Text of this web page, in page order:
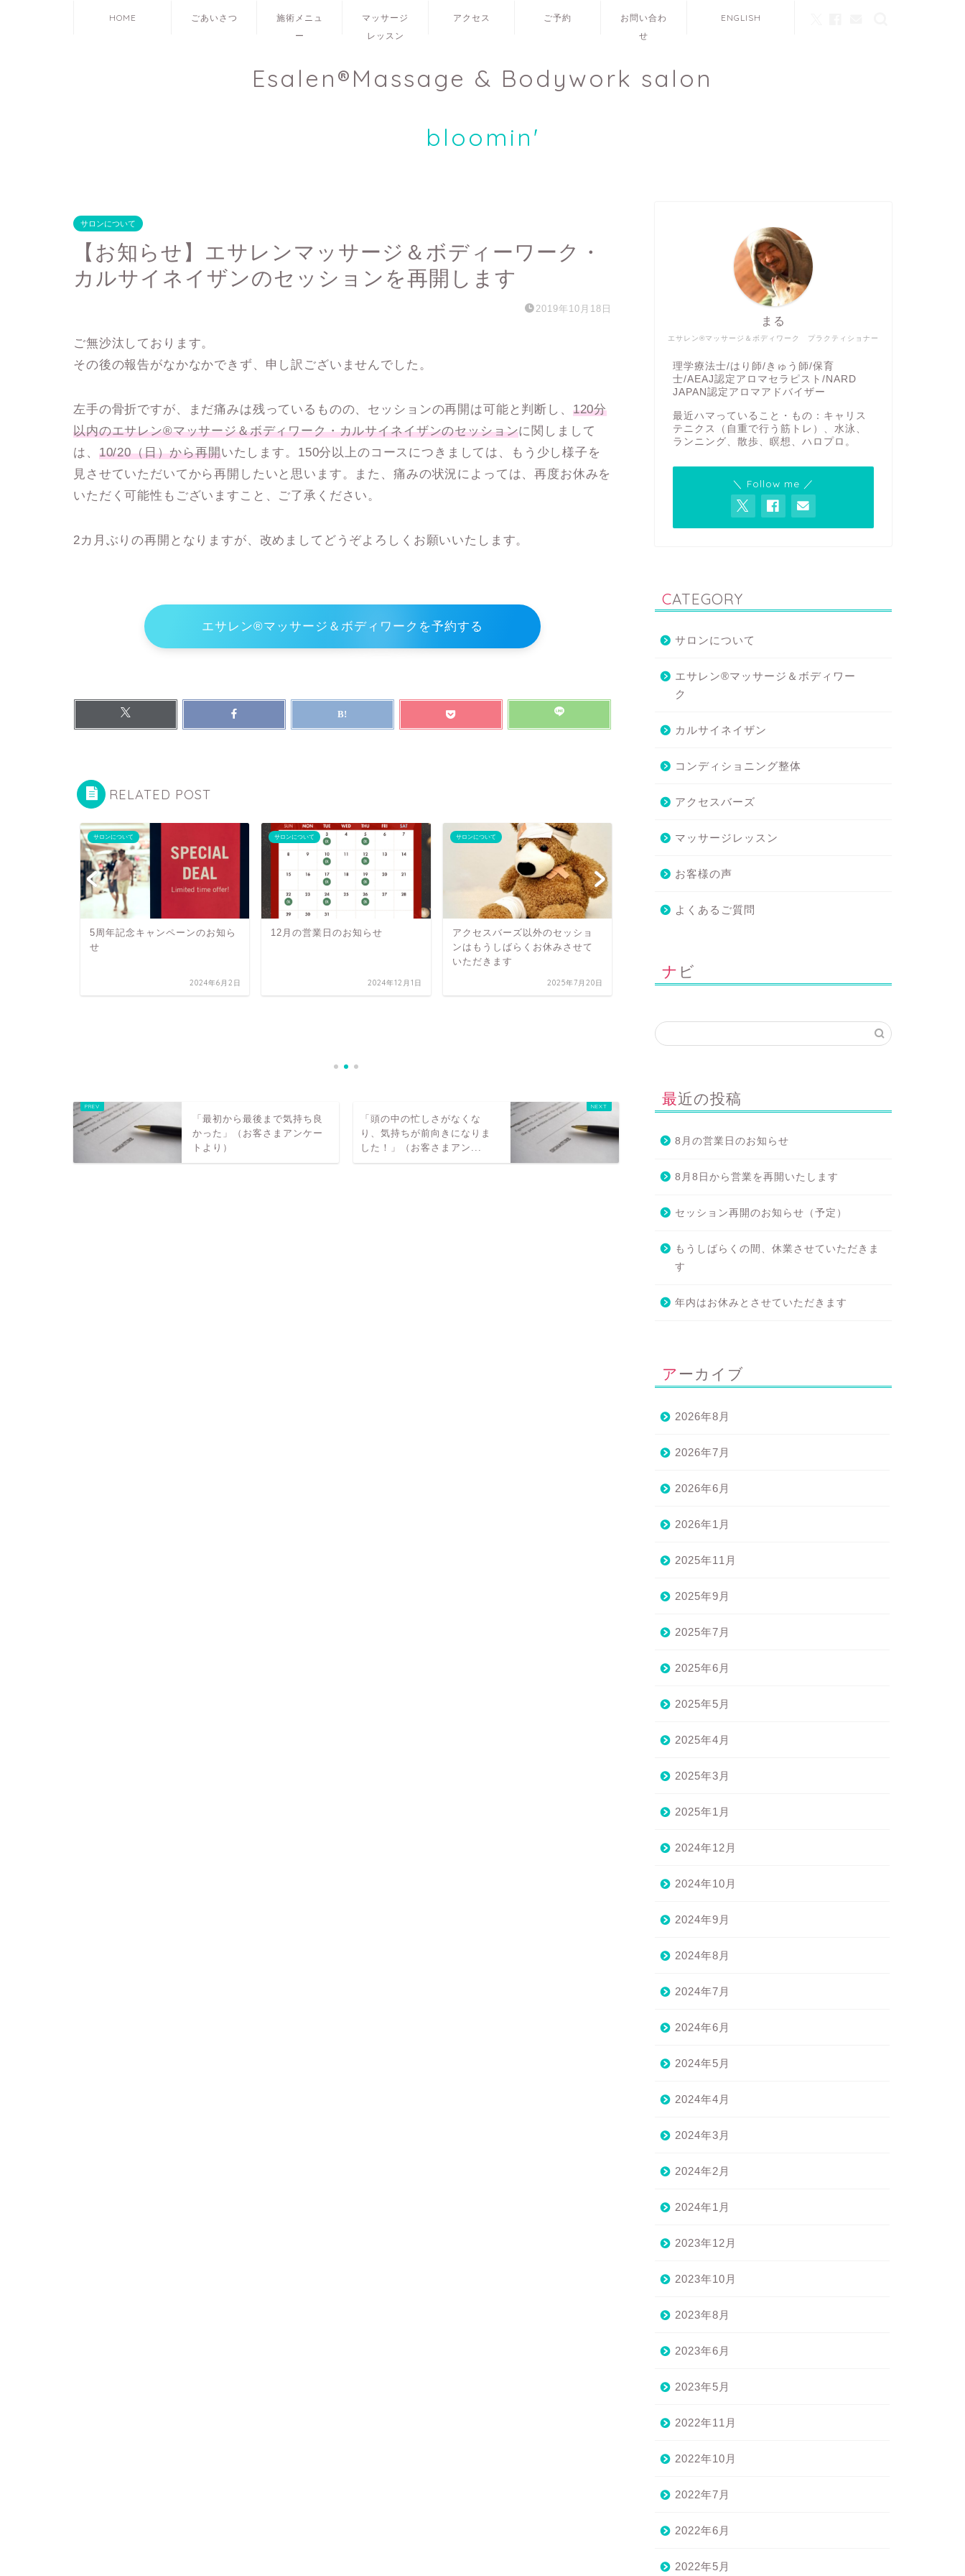
HOME ごあいさつ
施術メニュ
ー
マッサージ
レッスン
アクセス ご予約
お問い合わ
せ
ENGLISH
Esalen®Massage & Bodywork salon
bloomin'
サロンについて
【お知らせ】エサレンマッサージ＆ボディーワーク・
カルサイネイザンのセッションを再開します
2019年10月18日
ご無沙汰しております。
その後の報告がなかなかできず、申し訳ございませんでした。
左手の骨折ですが、まだ痛みは残っているものの、セッションの再開は可能と判断し、 120分
以内のエサレン®マッサージ＆ボディワーク・カルサイネイザンのセッションに関しまして
は、 10/20（日）から再開いたします。150分以上のコースにつきましては、もう少し様子を
見させていただいてから再開したいと思います。また、痛みの状況によっては、再度お休みを
いただく可能性もございますこと、ご了承ください。
2カ月ぶりの再開となりますが、改めましてどうぞよろしくお願いいたします。
エサレン®マッサージ＆ボディワークを予約する
RELATED POST
サロンについて
5周年記念キャンペーンのお知ら
せ
2024年6月2日
サロンについて
12月の営業日のお知らせ
2024年12月1日
サロンについて
アクセスバーズ以外のセッショ
ンはもうしばらくお休みさせて
いただきます
2025年7月20日
サロンについて
「最初から最後まで気持ち良
かった」（お客さまアンケー
トより）
「頭の中の忙しさがなくな
り、気持ちが前向きになりま
した！」（お客さまアン...
エサレン®マッサージ＆ボディワーク プラクティショナー
まる
理学療法士/はり師/きゅう師/保育
士/AEAJ認定アロマセラピスト/NARD
JAPAN認定アロマアドバイザー
最近ハマっていること・もの：キャリス
テニクス（自重で行う筋トレ）、水泳、
ランニング、散歩、瞑想、ハロプロ。
＼ Follow me ／
CATEGORY
サロンについて
エサレン®マッサージ＆ボディワー
ク
カルサイネイザン
コンディショニング整体
アクセスバーズ
マッサージレッスン
お客様の声
よくあるご質問
ナビ
最近の投稿
8月の営業日のお知らせ
8月8日から営業を再開いたします
セッション再開のお知らせ（予定）
もうしばらくの間、休業させていただきま
す
年内はお休みとさせていただきます
アーカイブ
2026年8月
2026年7月
2026年6月
2026年1月
2025年11月
2025年9月
2025年7月
2025年6月
2025年5月
2025年4月
2025年3月
2025年1月
2024年12月
2024年10月
2024年9月
2024年8月
2024年7月
2024年6月
2024年5月
2024年4月
2024年3月
2024年2月
2024年1月
2023年12月
2023年10月
2023年8月
2023年6月
2023年5月
2022年11月
2022年10月
2022年7月
2022年6月
2022年5月